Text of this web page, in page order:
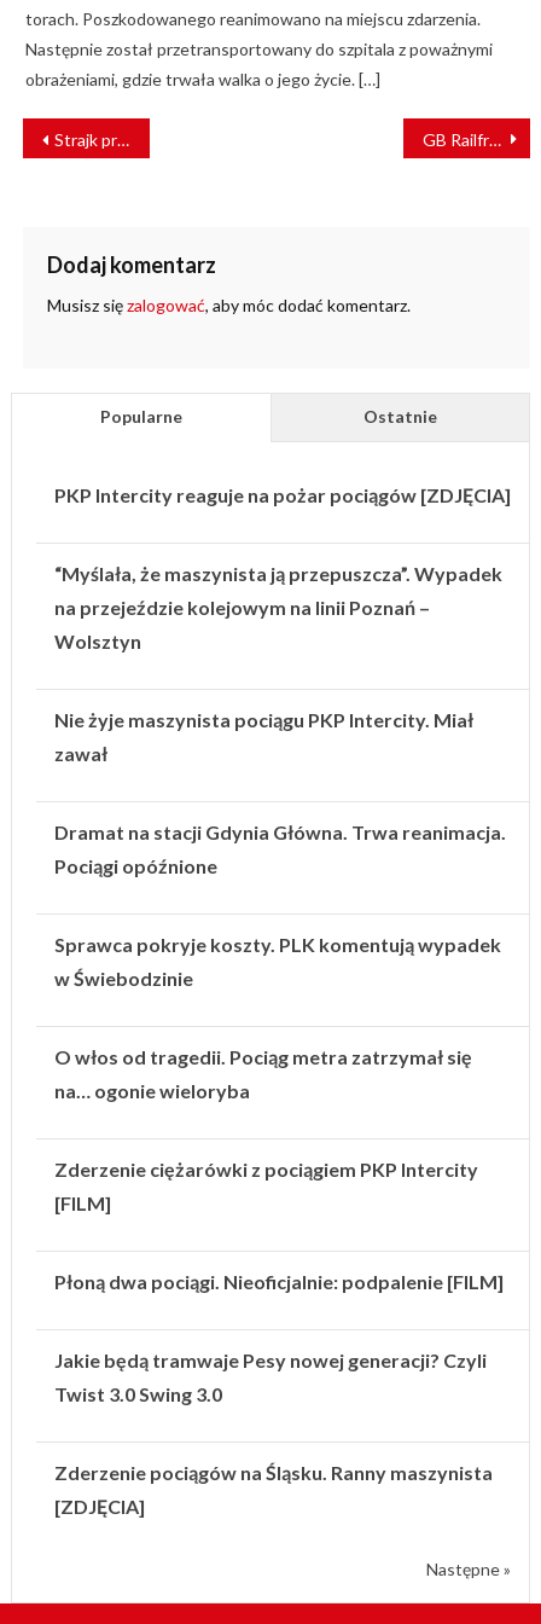
torach. Poszkodowanego reanimowano na miejscu zdarzenia.
Następnie został przetransportowany do szpitala z poważnymi
obrażeniami, gdzie trwała walka o jego życie. […]
NAWIGACJA
WPISU
Strajk pracowników niemieckiej kolei. Utrudnienia potrwają do piątku GB Railfreight wybudowało w Peterborough nową centralę kolejową
Dodaj komentarz
Musisz sięzalogować, aby móc dodać komentarz.
Popularne Ostatnie
PKP Intercity reaguje na pożar pociągów [ZDJĘCIA]
“Myślała, że maszynista ją przepuszcza”. Wypadek
na przejeździe kolejowym na linii Poznań –
Wolsztyn
Nie żyje maszynista pociągu PKP Intercity. Miał
zawał
Dramat na stacji Gdynia Główna. Trwa reanimacja.
Pociągi opóźnione
Sprawca pokryje koszty. PLK komentują wypadek
w Świebodzinie
O włos od tragedii. Pociąg metra zatrzymał się
na… ogonie wieloryba
Zderzenie ciężarówki z pociągiem PKP Intercity
[FILM]
Płoną dwa pociągi. Nieoficjalnie: podpalenie [FILM]
Jakie będą tramwaje Pesy nowej generacji? Czyli
Twist 3.0 Swing 3.0
Zderzenie pociągów na Śląsku. Ranny maszynista
[ZDJĘCIA]
Następne »